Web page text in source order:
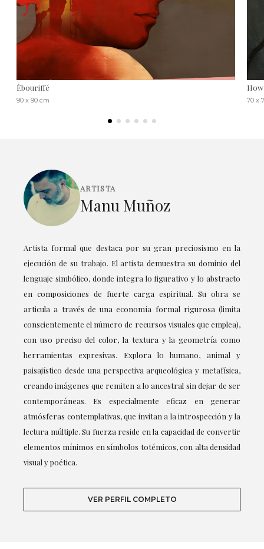
Èbouriffé
90 x 90 cm 70 x
ARTISTA
Manu Muñoz
Artista formal que destaca por su gran preciosismo en la
ejecución de su trabajo. El artista demuestra su dominio del
lenguaje simbólico, donde integra lo figurativo y lo abstracto
en composiciones de fuerte carga espiritual. Su obra se
articula a través de una economía formal rigurosa (limita
conscientemente el número de recursos visuales que emplea),
con uso preciso del color, la textura y la geometría como
herramientas expresivas. Explora lo humano, animal y
paisajístico desde una perspectiva arqueológica y metafísica,
creando imágenes que remiten a lo ancestral sin dejar de ser
contemporáneas. Es especialmente eficaz en generar
atmósferas contemplativas, que invitan a la introspección y la
lectura múltiple. Su fuerza reside en la capacidad de convertir
elementos mínimos en símbolos totémicos, con alta densidad
visual y poética.
VER PERFIL COMPLETO